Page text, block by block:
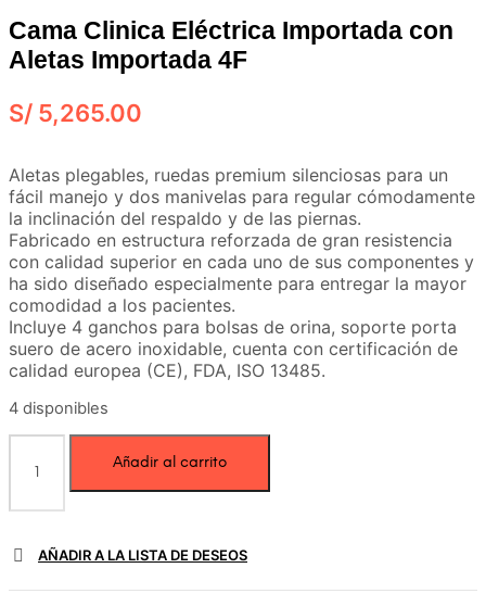
Cama Clinica Eléctrica Importada con
Aletas Importada 4F
S/ 5,265.00
Aletas plegables, ruedas premium silenciosas para un
fácil manejo y dos manivelas para regular cómodamente
la inclinación del respaldo y de las piernas.
Fabricado en estructura reforzada de gran resistencia
con calidad superior en cada uno de sus componentes y
ha sido diseñado especialmente para entregar la mayor
comodidad a los pacientes.
Incluye 4 ganchos para bolsas de orina, soporte porta
suero de acero inoxidable, cuenta con certificación de
calidad europea (CE), FDA, ISO 13485.
4 disponibles
Clinica
Eléctrica
Importada
Aletas
4F
Añadir al carrito
AÑADIR A LA LISTA DE DESEOS